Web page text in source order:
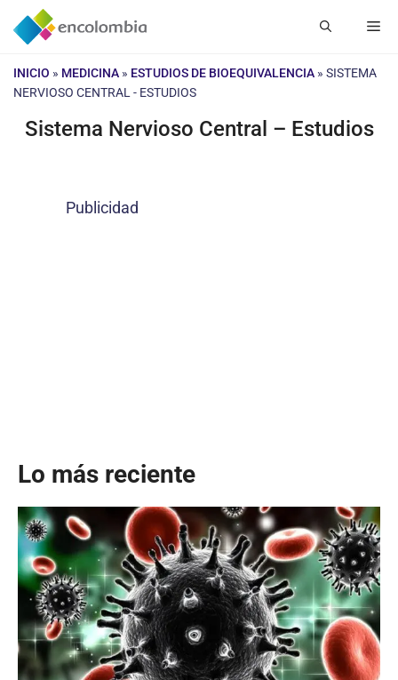
Saltar
INICIO » MEDICINA » ESTUDIOS DE BIOEQUIVALENCIA » SISTEMA
NERVIOSO CENTRAL - ESTUDIOS
Sistema Nervioso Central – Estudios
Publicidad
Lo más reciente